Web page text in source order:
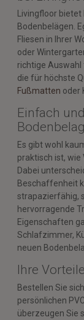
Livingfloor
Bodenbelägen.
Fliesen in Ihrer
oder
richtige Auswahl
die für höchste
Fußmatten oder
Einfach
Bodenbelag
Es gibt wohl
praktisch ist, wie
Dabei
Beschaffenheit
strapazierfähig,
hervorragende
Eigenschaften
Schlafzimmer,
neuen
Ihre
Bestellen Sie
persönlichen
überzeugen Sie